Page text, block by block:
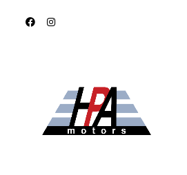
KADETT GT/E